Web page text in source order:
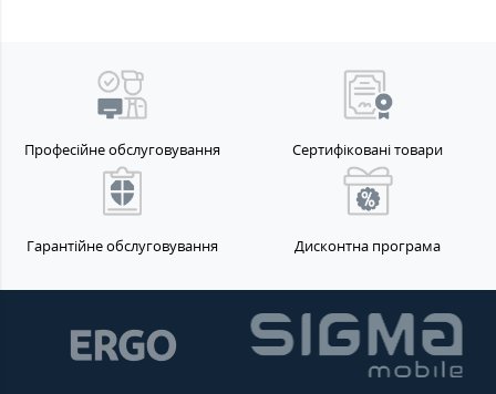
Професійне обслуговування Сертифіковані товари
Гарантійне обслуговування Дисконтна програма